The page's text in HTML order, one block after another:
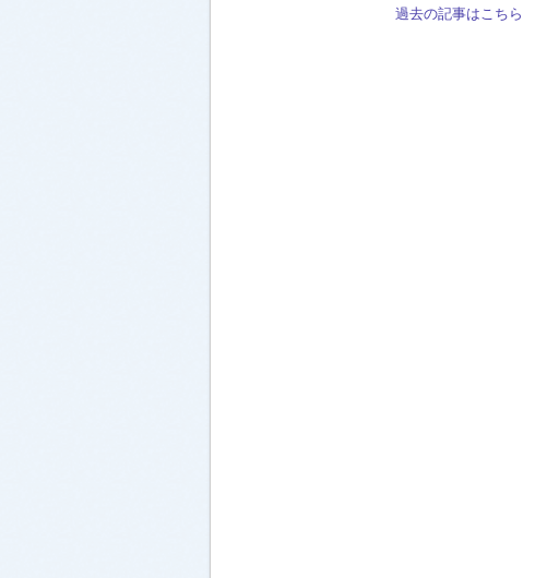
過去の記事はこちら